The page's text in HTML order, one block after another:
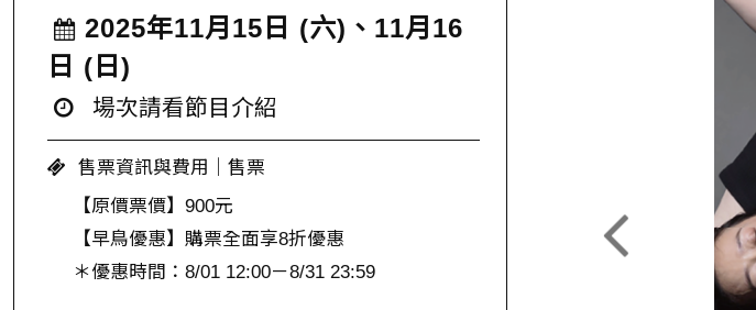
2025年11月15日 (六)、11月16
日 (日)
場次請看節目介紹
售票資訊與費用｜售票
【原價票價】900元
【早鳥優惠】購票全面享8折優惠
＊優惠時間：8/01 12:00－8/31 23:59